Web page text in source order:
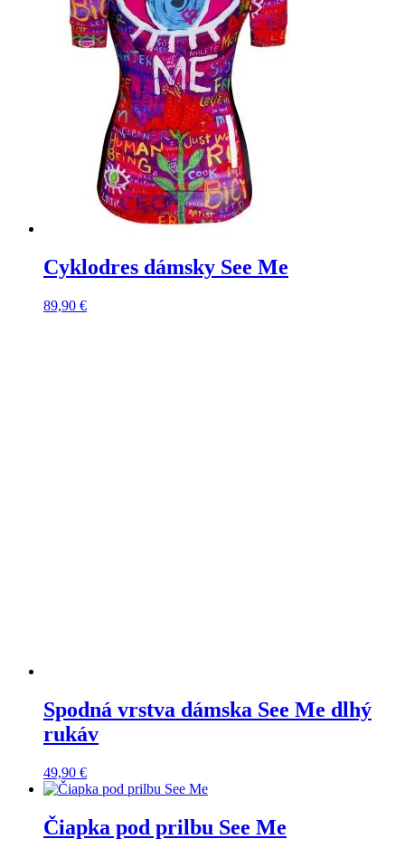
Cyklodres dámsky See Me
89,90 €
Spodná vrstva dámska See Me dlhý
rukáv
49,90 €
Čiapka pod prilbu See Me